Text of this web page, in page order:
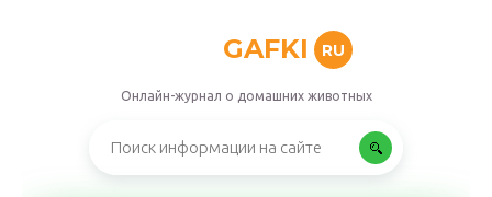
GAFKI RU
Онлайн-журнал о домашних животных